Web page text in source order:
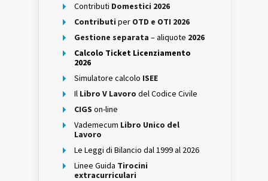
Contributi Domestici 2026
Contributi per OTD e OTI 2026
Gestione separata – aliquote 2026
Calcolo Ticket Licenziamento
2026
Simulatore calcolo ISEE
Il Libro V Lavoro del Codice Civile
CIGS on-line
Vademecum Libro Unico del
Lavoro
Le Leggi di Bilancio dal 1999 al 2026
Linee Guida Tirocini
extracurriculari